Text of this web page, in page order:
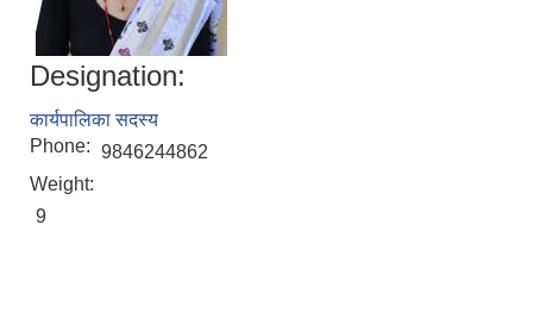
Designation:
कार्यपालिका सदस्य
Phone: 9846244862
Weight:
9